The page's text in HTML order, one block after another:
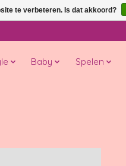
Baby Spelen
te verbeteren. Is dat akkoord?